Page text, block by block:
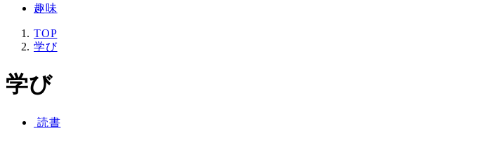
趣味
TOP
学び
学び
読書